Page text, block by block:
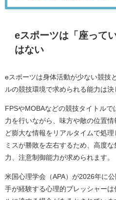
eスポーツは「座って
はない
eスポーツは身体活動が少ない競技
ルの競技環境で求められる能力は決
FPSやMOBAなどの競技タイトル
力を行いながら、味方や敵の位置
ど膨大な情報をリアルタイムで処
ミスが勝敗を左右するため、高度
力、注意制御能力が求められます。
米国心理学会（APA）が2026年に
手が経験する心理的プレッシャー